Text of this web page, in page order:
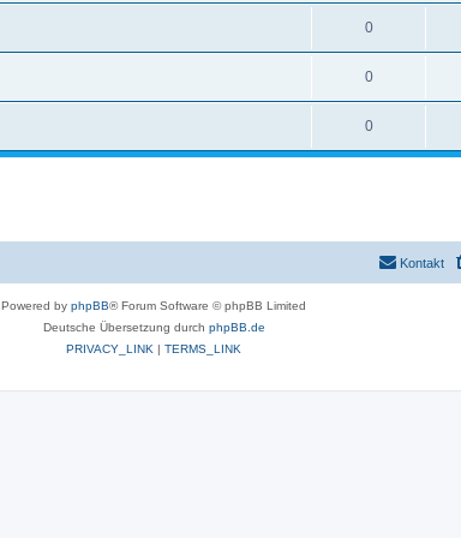
0
0
0
Kontakt
Powered by phpBB® Forum Software © phpBB Limited
Deutsche Übersetzung durch phpBB.de
PRIVACY_LINK | TERMS_LINK